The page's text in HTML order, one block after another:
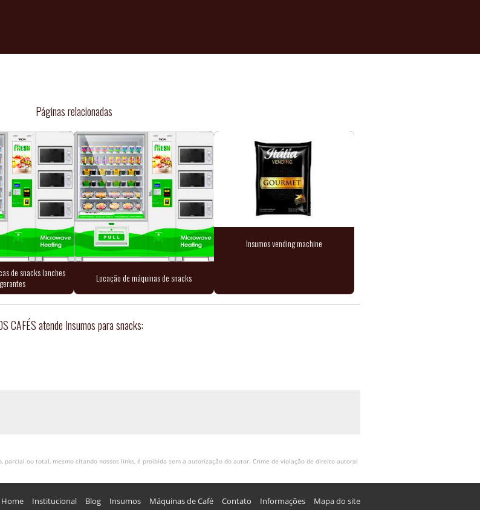
Páginas relacionadas
de snacks lanches
Locação de máquinas de snacks
Insumos vending machine
CAFÉS atende Insumos para snacks:
ou total, mesmo citando nossos links, é proibida sem a autorização do autor. Crime de violação de direito autoral
Home Institucional Blog Insumos Máquinas de Café Contato Informações Mapa do site